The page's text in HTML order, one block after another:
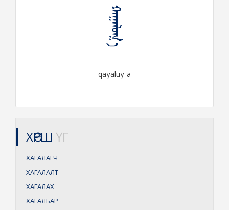
ᠬᠠᠭᠠᠯᠤᠭ᠎ᠠ
qaγaluγ-a
ХӨРШ ҮГ
ХАГАЛАГЧ
ХАГАЛАЛТ
ХАГАЛАХ
ХАГАЛБАР